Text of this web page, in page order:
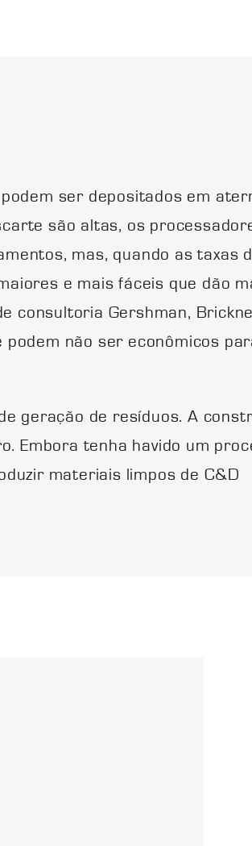
ser depositados em
são altas, os
mas, quando as taxas
e mais fáceis que dão
consultoria Gershman,
podem não ser econômicos
geração de resíduos. A
Embora tenha havido um
materiais limpos de C&D